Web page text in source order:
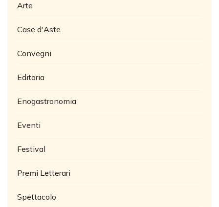
Arte
Case d'Aste
Convegni
Editoria
Enogastronomia
Eventi
Festival
Premi Letterari
Spettacolo